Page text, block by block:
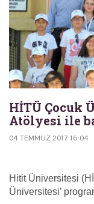
HİTÜ Çocuk
Atölyesi ile
04 TEMMUZ 2017 16:04
Hitit Üniversitesi
Üniversitesi’